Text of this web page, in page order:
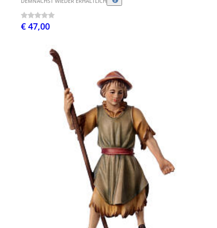
€ 47,00